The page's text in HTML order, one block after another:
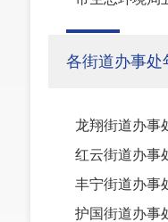
各街道办事处
龙翔街道办事
红云街道办事
丰宁街道办事
护国街道办事